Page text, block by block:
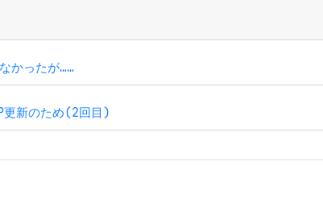
かったが……
更新のため(2回目)